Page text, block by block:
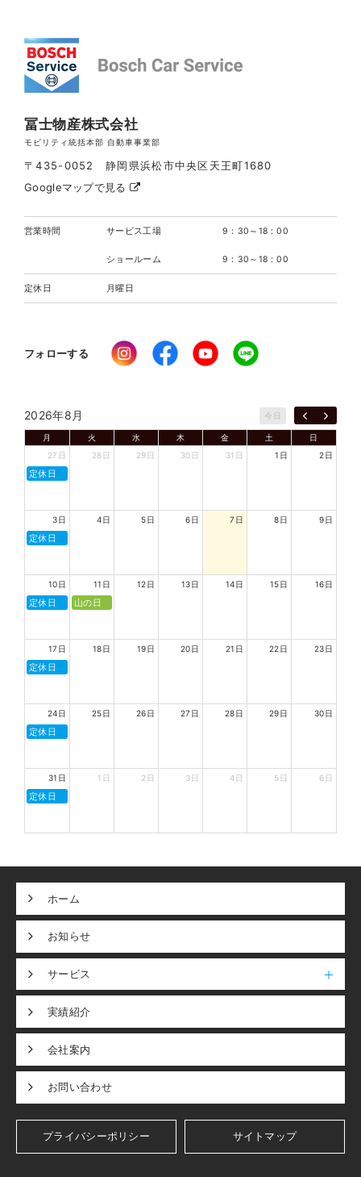
冨士物産株式会社
モビリティ統括本部 自動車事業部
〒435-0052 静岡県浜松市中央区天王町1680
Googleマップで見る
営業時間 サービス工場 9：30～18：00
ショールーム 9：30～18：00
定休日 月曜日
フォローする
2026年8月 今日
月 火 水 木 金 土
日
27日
定休日
28日 29日 30日 31日 1日 2日
3日
定休日
4日 5日 6日 7日 8日 9日
10日
定休日
11日
山の日
12日 13日 14日 15日 16日
17日
定休日
18日 19日 20日 21日 22日 23日
24日
定休日
25日 26日 27日 28日 29日 30日
31日
定休日
1日 2日 3日 4日 5日 6日
ホーム
お知らせ
サービス
実績紹介
会社案内
お問い合わせ
プライバシーポリシー サイトマップ